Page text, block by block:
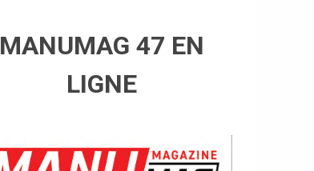
MANUMAG 47 EN
LIGNE